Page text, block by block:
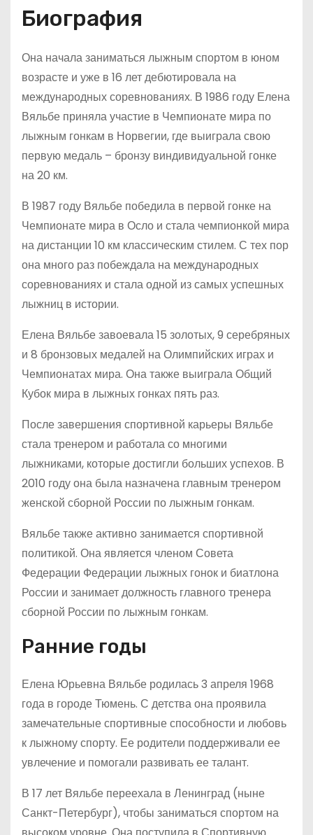
Биография
Она начала заниматься лыжным спортом в юном
возрасте и уже в 16 лет дебютировала на
международных соревнованиях. В 1986 году Елена
Вяльбе приняла участие в Чемпионате мира по
лыжным гонкам в Норвегии, где выиграла свою
первую медаль – бронзу виндивидуальной гонке
на 20 км.
В 1987 году Вяльбе победила в первой гонке на
Чемпионате мира в Осло и стала чемпионкой мира
на дистанции 10 км классическим стилем. С тех пор
она много раз побеждала на международных
соревнованиях и стала одной из самых успешных
лыжниц в истории.
Елена Вяльбе завоевала 15 золотых, 9 серебряных
и 8 бронзовых медалей на Олимпийских играх и
Чемпионатах мира. Она также выиграла Общий
Кубок мира в лыжных гонках пять раз.
После завершения спортивной карьеры Вяльбе
стала тренером и работала со многими
лыжниками, которые достигли больших успехов. В
2010 году она была назначена главным тренером
женской сборной России по лыжным гонкам.
Вяльбе также активно занимается спортивной
политикой. Она является членом Совета
Федерации Федерации лыжных гонок и биатлона
России и занимает должность главного тренера
сборной России по лыжным гонкам.
Ранние годы
Елена Юрьевна Вяльбе родилась 3 апреля 1968
года в городе Тюмень. С детства она проявила
замечательные спортивные способности и любовь
к лыжному спорту. Ее родители поддерживали ее
увлечение и помогали развивать ее талант.
В 17 лет Вяльбе переехала в Ленинград (ныне
Санкт-Петербург), чтобы заниматься спортом на